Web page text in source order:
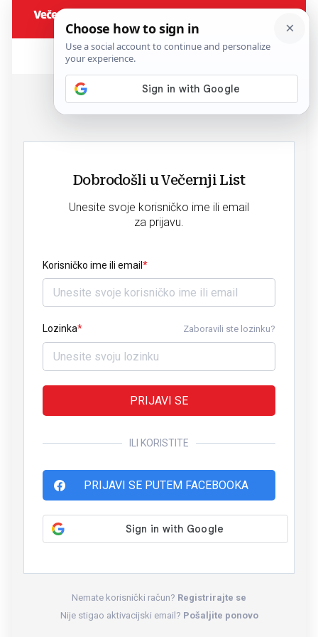
Dobrodošli u Večernji List
Unesite svoje korisničko ime ili email
za prijavu.
Korisničko ime ili email
Lozinka Zaboravili ste lozinku?
PRIJAVI SE
ILI KORISTITE
PRIJAVI SE PUTEM FACEBOOKA
Nemate korisnički račun? Registrirajte se
Nije stigao aktivacijski email? Pošaljite ponovo